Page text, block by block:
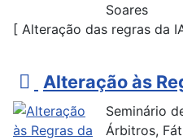
Soares
[ Alteração das regras da
p
d
f
Alteração às
Seminário
Árbitros,